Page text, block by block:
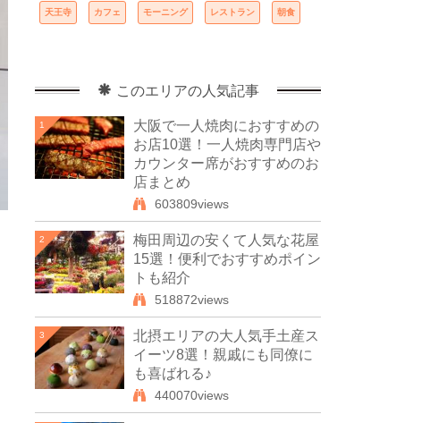
天王寺 カフェ モーニング レストラン 朝食
このエリアの人気記事
1
大阪で一人焼肉におすすめの
お店10選！一人焼肉専門店や
カウンター席がおすすめのお
店まとめ
603809views
2
梅田周辺の安くて人気な花屋
15選！便利でおすすめポイン
トも紹介
518872views
3
北摂エリアの大人気手土産ス
イーツ8選！親戚にも同僚に
も喜ばれる♪
440070views